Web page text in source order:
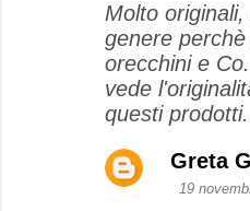
Molto
genere
orecchini e
vede
questi prodotti.
Greta
19